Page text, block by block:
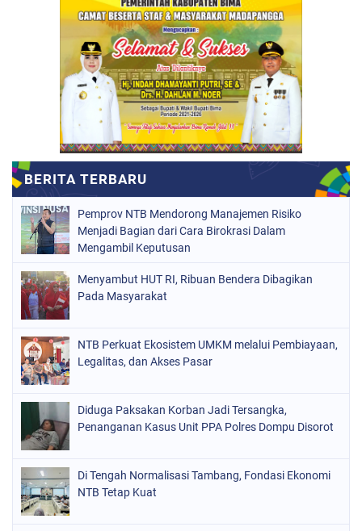
Pemprov NTB Mendorong Manajemen Risiko
Menjadi Bagian dari Cara Birokrasi Dalam
Mengambil Keputusan
Menyambut HUT RI, Ribuan Bendera Dibagikan
Pada Masyarakat
NTB Perkuat Ekosistem UMKM melalui Pembiayaan,
Legalitas, dan Akses Pasar
Diduga Paksakan Korban Jadi Tersangka,
Penanganan Kasus Unit PPA Polres Dompu Disorot
Di Tengah Normalisasi Tambang, Fondasi Ekonomi
NTB Tetap Kuat